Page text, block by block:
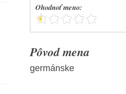
Ohodnoť meno:
Pôvod mena
germánske